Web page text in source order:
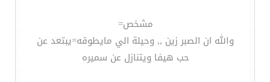
مشخص=
والله ان الصبر زين ,, وحيلة الي مايطوقه=يبتعد عن
حب هيفا ويتنازل عن سميره